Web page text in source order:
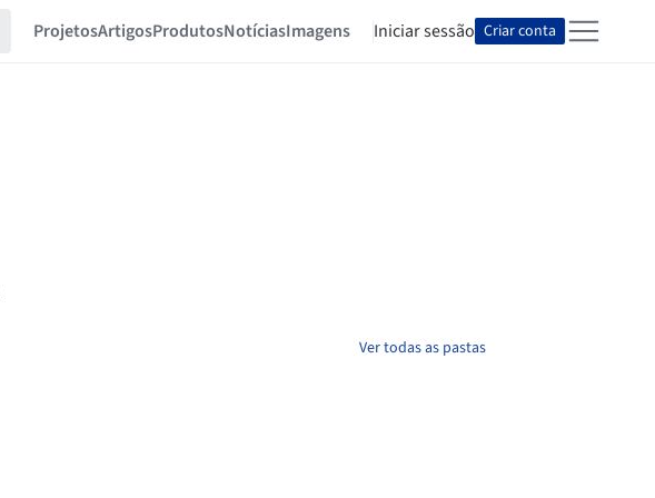
ProjetosArtigosProdutosNotíciasImagens Iniciar sessão Criar conta
Ver todas as pastas